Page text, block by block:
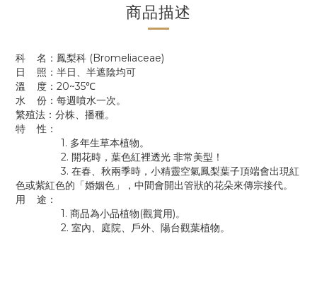
商品描述
科 名：鳳梨科 (Bromeliaceae)
日 照：半日、半遮陰均可
溫 度：20~35℃
水 份：每週噴水一次。
繁殖法：分株、播種。
特 性：
1. 多年生草本植物。
2. 開花時，葉色紅裡透光 非常美型！
3. 在春、秋兩季時，小精靈空氣鳳梨葉子頂端會出現紅
色或紫紅色的「婚姻色」，中間會開出管狀的花朵來傳宗接代。
用 途：
1. 商品為小品植物(觀賞用)。
2. 室內、庭院、戶外、陽台觀葉植物。